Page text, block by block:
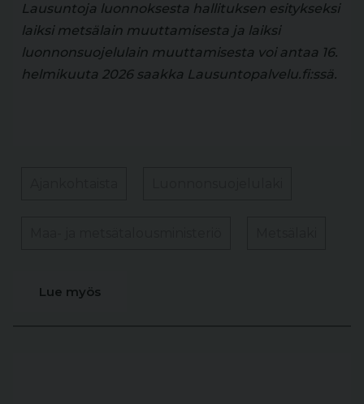
Lausuntoja luonnoksesta hallituksen esitykseksi
laiksi metsälain muuttamisesta ja laiksi
luonnonsuojelulain muuttamisesta voi antaa 16.
helmikuuta 2026 saakka Lausuntopalvelu.fi:ssä.
Lue myös